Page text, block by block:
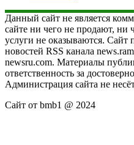
Данный сайт не является
сайте ни чего не продают, ни
услуги не оказываются. Сайт
новостей RSS канала
newsru.com. Материалы
ответственность за
Администрация сайта не
Сайт от bmb1 @ 2024